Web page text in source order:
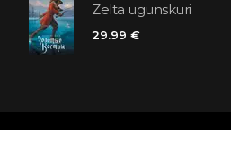
Zelta ugunskuri
29.99 €